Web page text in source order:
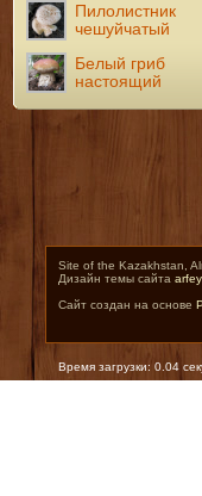
Пилолистник
чешуйчатый
Белый гриб
настоящий
Site of the Kazakhstan,
Дизайн темы сайта arfey
Сайт создан на основе
Время загрузки: 0.04